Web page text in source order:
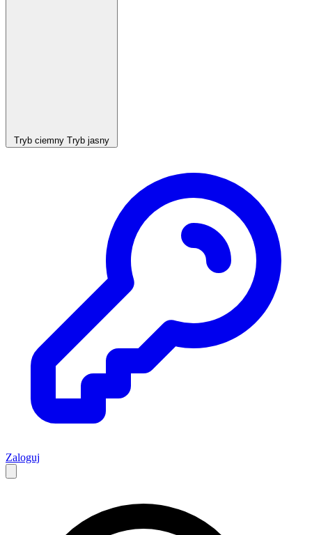
Tryb ciemny Tryb jasny
Zaloguj